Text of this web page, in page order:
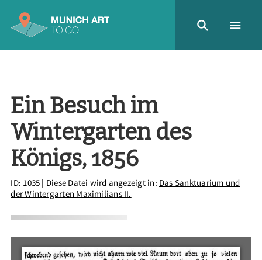
Ein Besuch im
Wintergarten des
Königs, 1856
ID: 1035 | Diese Datei wird angezeigt in: Das Sanktuarium und
der Wintergarten Maximilians II.